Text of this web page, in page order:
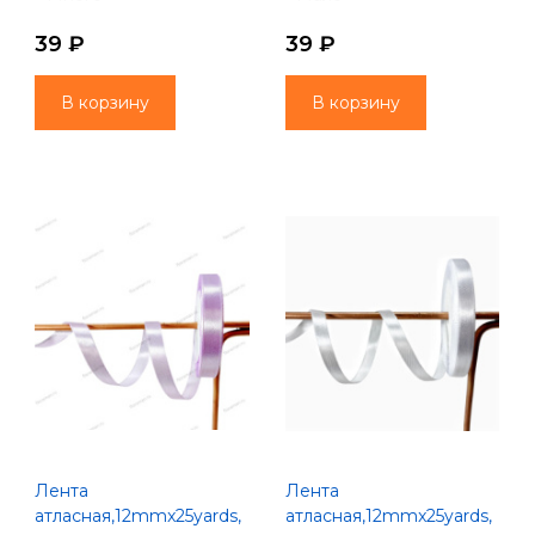
39 ₽
В корзину
39 ₽
В корзину
Лента
атласная,12mmx25yards,
Лента
атласная,12mmx25yards,